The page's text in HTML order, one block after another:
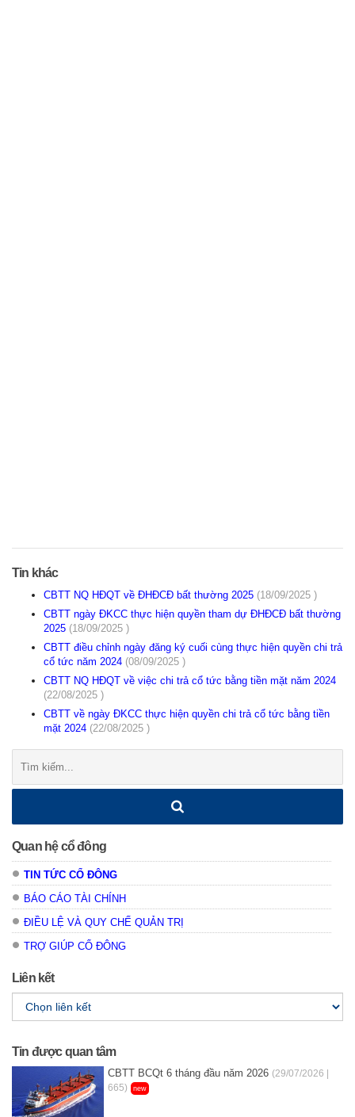
Tin khác
CBTT NQ HĐQT về ĐHĐCĐ bất thường 2025 (18/09/2025 )
CBTT ngày ĐKCC thực hiện quyền tham dự ĐHĐCĐ bất thường
2025 (18/09/2025 )
CBTT điều chỉnh ngày đăng ký cuối cùng thực hiện quyền chi trả
cổ tức năm 2024 (08/09/2025 )
CBTT NQ HĐQT về việc chi trả cổ tức bằng tiền mặt năm 2024
(22/08/2025 )
CBTT về ngày ĐKCC thực hiện quyền chi trả cổ tức bằng tiền
mặt 2024 (22/08/2025 )
kiếm:
Quan hệ cổ đông
TIN TỨC CỔ ĐÔNG
BÁO CÁO TÀI CHÍNH
ĐIỀU LỆ VÀ QUY CHẾ QUẢN TRỊ
TRỢ GIÚP CỔ ĐÔNG
Liên kết
Tin được quan tâm
CBTT BCQt 6 tháng đầu năm 2026 (29/07/2026 |
665)
new